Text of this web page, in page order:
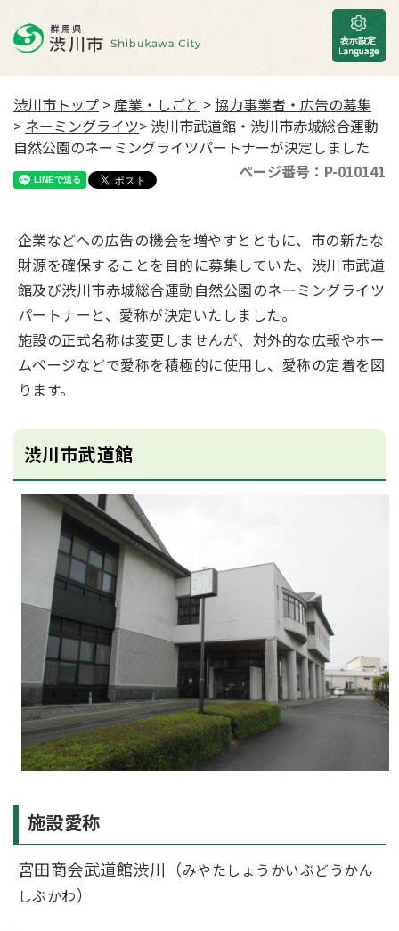
渋川市トップ >産業・しごと >協力事業者・広告の募集
> ネーミングライツ> 渋川市武道館・渋川市赤城総合運動
自然公園のネーミングライツパートナーが決定しました
ページ番号：P-010141
企業などへの広告の機会を増やすとともに、市の新たな
財源を確保することを目的に募集していた、渋川市武道
館及び渋川市赤城総合運動自然公園のネーミングライツ
パートナーと、愛称が決定いたしました。
施設の正式名称は変更しませんが、対外的な広報やホー
ムページなどで愛称を積極的に使用し、愛称の定着を図
ります。
渋川市武道館
施設愛称
宮田商会武道館渋川（みやたしょうかいぶどうかん
しぶかわ）